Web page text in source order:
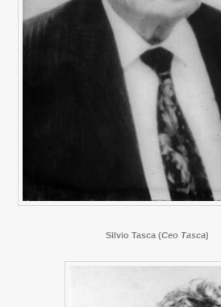
Silvio Tasca (Ceo Tasca)